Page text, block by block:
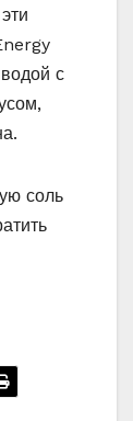
с
соль